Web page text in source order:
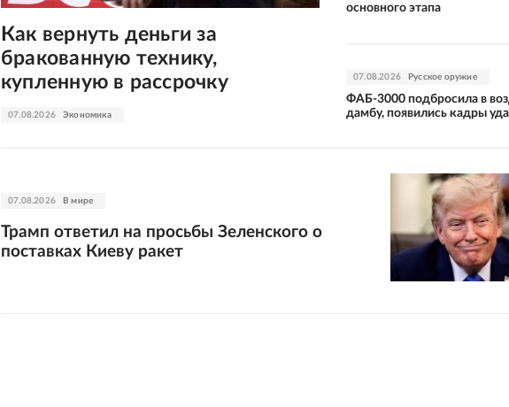
07.08.2026 Экономика
Как вернуть деньги за
бракованную технику,
купленную в рассрочку
основного этапа
07.08.2026 Русское оружие
ФАБ-3000 подбросила в
дамбу, появились кадры
07.08.2026 В мире
Трамп ответил на просьбы Зеленского о
поставках Киеву ракет